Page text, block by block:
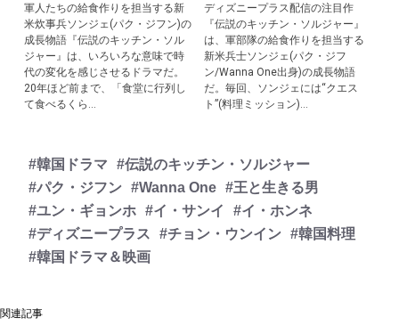
軍人たちの給食作りを担当する新
米炊事兵ソンジェ(パク・ジフン)の
成長物語『伝説のキッチン・ソル
ジャー』は、いろいろな意味で時
代の変化を感じさせるドラマだ。
20年ほど前まで、「食堂に行列し
て食べるくら...
ディズニープラス配信の注目作
『伝説のキッチン・ソルジャー』
は、軍部隊の給食作りを担当する
新米兵士ソンジェ(パク・ジフ
ン/Wanna One出身)の成長物語
だ。毎回、ソンジェには“クエス
ト”(料理ミッション)...
#韓国ドラマ
#伝説のキッチン・ソルジャー
#パク・ジフン #Wanna One #王と生きる男
#ユン・ギョンホ #イ・サンイ
#イ・ホンネ
#ディズニープラス
#チョン・ウンイン #韓国料理
#韓国ドラマ＆映画
関連記事